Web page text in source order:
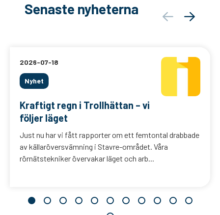
Senaste nyheterna
2026-07-18
Nyhet
Kraftigt regn i Trollhättan – vi
följer läget
Just nu har vi fått rapporter om ett femtontal drabbade
av källaröversvämning i Stavre-området. Våra
rörnätstekniker övervakar läget och arb...